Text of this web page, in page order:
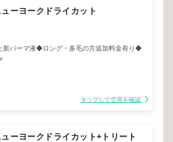
ーヨークドライカット
新パーマ液◆ロング・多毛の方追加料金有り◆
タップして空席を確認
ーヨークドライカット+トリート